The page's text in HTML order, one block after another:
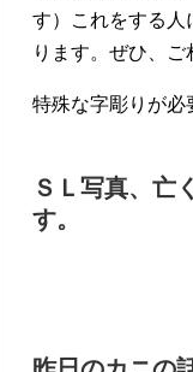
す）これをする人
ります。ぜひ、ご
特殊な字彫りが必
ＳＬ写真、亡
す。